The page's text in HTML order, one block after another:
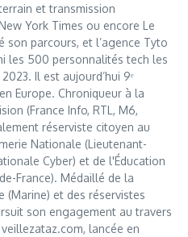
et transmission
York Times ou encore Le
son parcours, et l’agence Tyto
les 500 personnalités tech les
Il est aujourd’hui 9ᵉ
Europe. Chroniqueur à la
(France Info, RTL, M6,
réserviste citoyen au
Nationale (Lieutenant-
Cyber) et de l'Éducation
France). Médaillé de la
(Marine) et des réservistes
son engagement au travers
lancée en